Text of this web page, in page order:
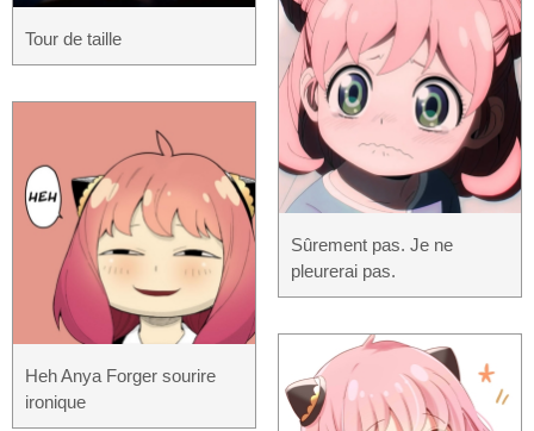
Tour de taille
Heh Anya Forger sourire
ironique
Sûrement pas. Je ne
pleurerai pas.